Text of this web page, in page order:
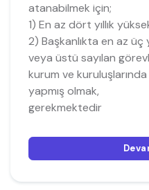
atanabilmek için;
1) En az dört yıllık
2) Başkanlıkta en az üç
veya üstü sayılan
kurum ve
yapmış olmak,
gerekmektedir